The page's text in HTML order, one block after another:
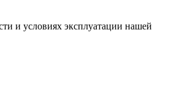
и условиях эксплуатации нашей